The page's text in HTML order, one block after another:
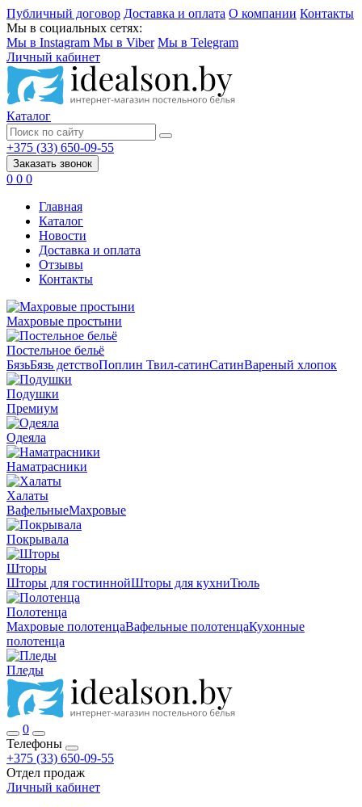
Публичный договор Доставка и оплата О компании Контакты
Мы в социальных сетях:
Мы в Instagram Мы в Viber Мы в Telegram
Личный кабинет
Каталог
+375 (33) 650-09-55
Заказать звонок
0 0 0
Главная
Каталог
Новости
Доставка и оплата
Отзывы
Контакты
Махровые простыни
Постельное бельё
БязьБязь детствоПоплин Твил-сатинСатинВареный хлопок
Подушки
Премиум
Одеяла
Наматрасники
Халаты
ВафельныеМахровые
Покрывала
Шторы
Шторы для гостиннойШторы для кухниТюль
Полотенца
Махровые полотенцаВафельные полотенцаКухонные
полотенца
Пледы
0
Телефоны
+375 (33) 650-09-55
Отдел продаж
Личный кабинет